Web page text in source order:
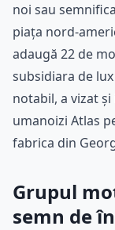
noi sau
piața nord-
adaugă 22 de
subsidiara de
notabil, a vizat
umanoizi Atlas
fabrica din
Grupul
semn de